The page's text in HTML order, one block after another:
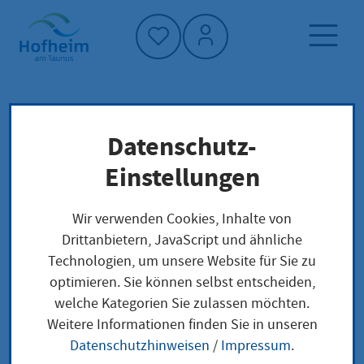
Startseite"
Dienstleistung-Finder
Lokale Anliegen
Grundstück im Grundbuch Ausbuchung
Grundstück im
Grundbuch
Ausbuchung
Datenschutz-
Einstellungen
Wir verwenden Cookies, Inhalte von
Drittanbietern, JavaScript und ähnliche
Technologien, um unsere Website für Sie zu
optimieren. Sie können selbst entscheiden,
welche Kategorien Sie zulassen möchten.
Weitere Informationen finden Sie in unseren
Datenschutzhinweisen / Impressum.